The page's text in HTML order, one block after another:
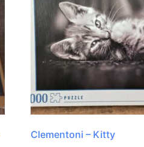
Clementoni – Kitty